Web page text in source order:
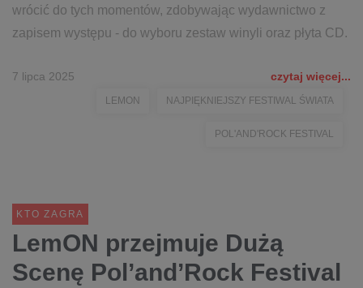
wrócić do tych momentów, zdobywając wydawnictwo z
zapisem występu - do wyboru zestaw winyli oraz płyta CD.
7 lipca 2025 czytaj więcej...
LEMON NAJPIĘKNIEJSZY FESTIWAL ŚWIATA
POL'AND'ROCK FESTIVAL
KTO ZAGRA
LemON przejmuje Dużą
Scenę Pol’and’Rock Festival